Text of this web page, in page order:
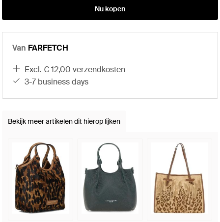
Nu kopen
Van FARFETCH
excl. € 12,00 verzendkosten
3-7 business days
Bekijk meer artikelen dit hierop lijken